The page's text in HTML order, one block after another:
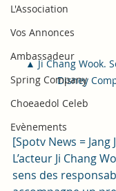
L'Association
Vos Annonces
Ambassadeur
Spring Company
Choeaedol Celeb
Evènements
▲ Ji Chang Wook.
Disney
[Spotv News = Jang
L’acteur Ji Chang
sens des